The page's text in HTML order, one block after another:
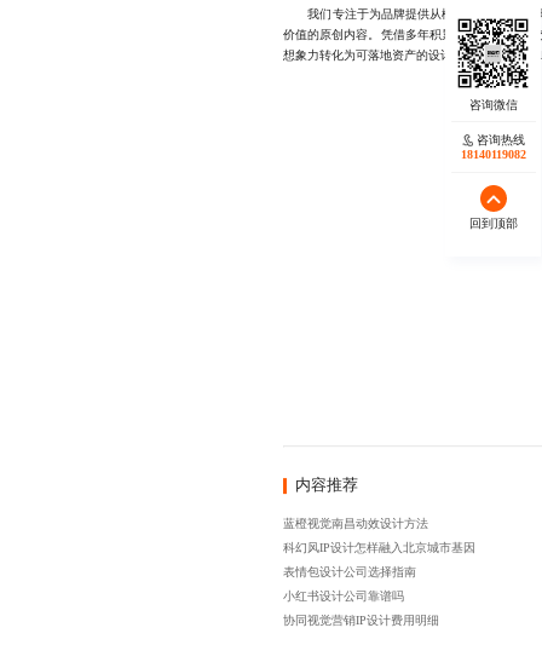
我们专注于为品牌提供从概念策划到视觉呈
价值的原创内容。凭借多年积累的经验与稳定
想象力转化为可落地资产的设计团队，欢迎联系
内容推荐
蓝橙视觉南昌动效设计方法
科幻风IP设计怎样融入北京城市基因
表情包设计公司选择指南
小红书设计公司靠谱吗
协同视觉营销IP设计费用明细
咨询热线
18140119082
回到顶部